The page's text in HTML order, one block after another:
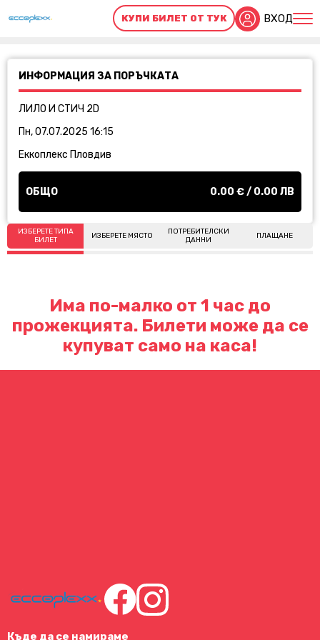
КУПИ БИЛЕТ ОТ ТУК ВХОД
ИНФОРМАЦИЯ ЗА ПОРЪЧКАТА
ЛИЛО И СТИЧ 2D
Пн, 07.07.2025 16:15
Еккоплекс Пловдив
ОБЩО 0.00 € / 0.00 ЛВ
ИЗБЕРЕТЕ ТИПА
БИЛЕТ
ИЗБЕРЕТЕ МЯСТО
ПОТРЕБИТЕЛСКИ
ДАННИ
ПЛАЩАНЕ
Има по-малко от 1 час до
прожекцията. Билети може да се
купуват само на каса!
Къде да се намираме